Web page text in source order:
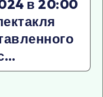
в 20:00